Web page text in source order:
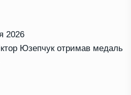
2026
Юзепчук отримав медаль